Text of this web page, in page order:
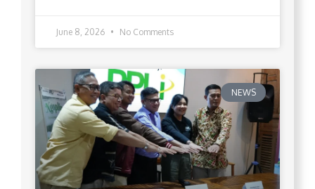
June 8, 2026 No Comments
NEWS